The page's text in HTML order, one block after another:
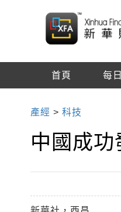
首頁 每
產經 >科技
中國成